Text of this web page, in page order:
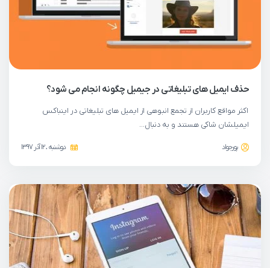
حذف ایمیل های تبلیغاتی در جیمیل چگونه انجام می شود؟
اکثر مواقع کاربران از تجمع انبوهی از ایمیل های تبلیغاتی در اینباکس
ایمیلشان شاکی هستند و به دنبال…
پورجواد دوشنبه ، 12 آذر 1397